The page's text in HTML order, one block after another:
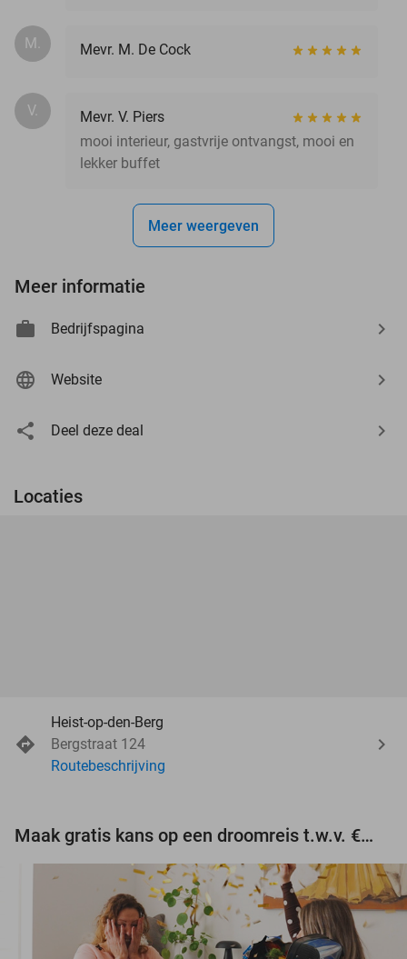
M. Mevr. M. De Cock
V.
Mevr. V. Piers
mooi interieur, gastvrije ontvangst, mooi en
lekker buffet
Meer weergeven
Meer informatie
Bedrijfspagina
Website
Deel deze deal
Locaties
Heist-op-den-Berg
Bergstraat 124
Routebeschrijving
Maak gratis kans op een droomreis t.w.v. €3.000!